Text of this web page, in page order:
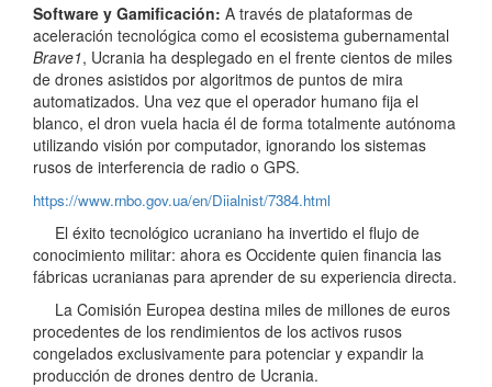
Software y Gamificación: A través de plataformas de
aceleración tecnológica como el ecosistema gubernamental
Brave1, Ucrania ha desplegado en el frente cientos de miles
de drones asistidos por algoritmos de puntos de mira
automatizados. Una vez que el operador humano fija el
blanco, el dron vuela hacia él de forma totalmente autónoma
utilizando visión por computador, ignorando los sistemas
rusos de interferencia de radio o GPS.
https://www.rnbo.gov.ua/en/Diialnist/7384.html
El éxito tecnológico ucraniano ha invertido el flujo de
conocimiento militar: ahora es Occidente quien financia las
fábricas ucranianas para aprender de su experiencia directa.
La Comisión Europea destina miles de millones de euros
procedentes de los rendimientos de los activos rusos
congelados exclusivamente para potenciar y expandir la
producción de drones dentro de Ucrania.